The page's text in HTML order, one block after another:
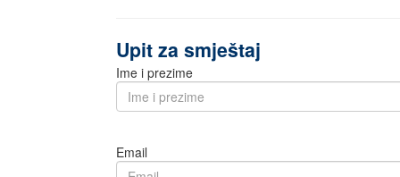
Upit za smještaj
Ime i prezime
Email